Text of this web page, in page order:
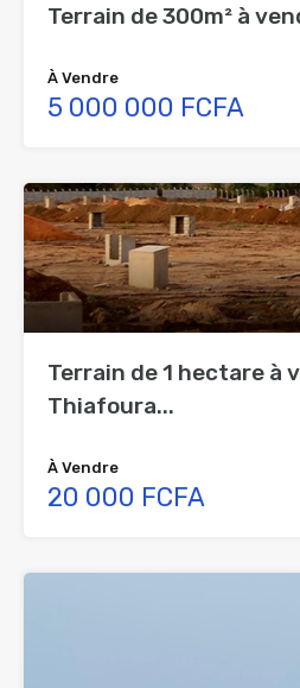
Terrain de 300m² à
À Vendre
5 000 000 FCFA
Terrain de 1 hectare à
Thiafoura...
À Vendre
20 000 FCFA